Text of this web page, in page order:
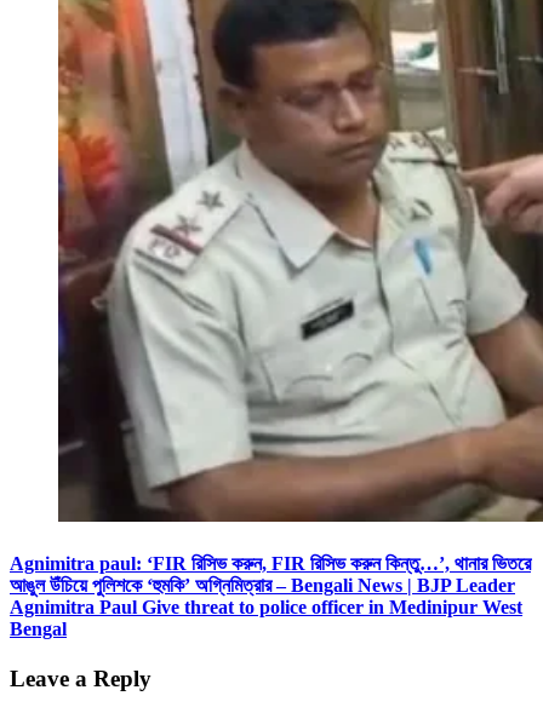
Agnimitra paul: ‘FIR রিসিভ করুন, FIR রিসিভ করুন কিন্তু…’, থানার ভিতরে
আঙুল উঁচিয়ে পুলিশকে ‘হুমকি’ অগ্নিমিত্রার – Bengali News | BJP Leader
Agnimitra Paul Give threat to police officer in Medinipur West
Bengal
Leave a Reply